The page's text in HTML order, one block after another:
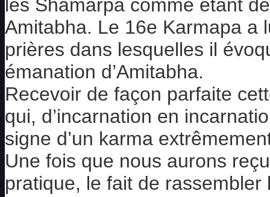
les Shamarpa comme étant
Amitabha. Le 16e Karmapa a
prières dans lesquelles il
émanation d’Amitabha.
Recevoir de façon parfaite
qui, d’incarnation en
signe d’un karma
Une fois que nous aurons
pratique, le fait de